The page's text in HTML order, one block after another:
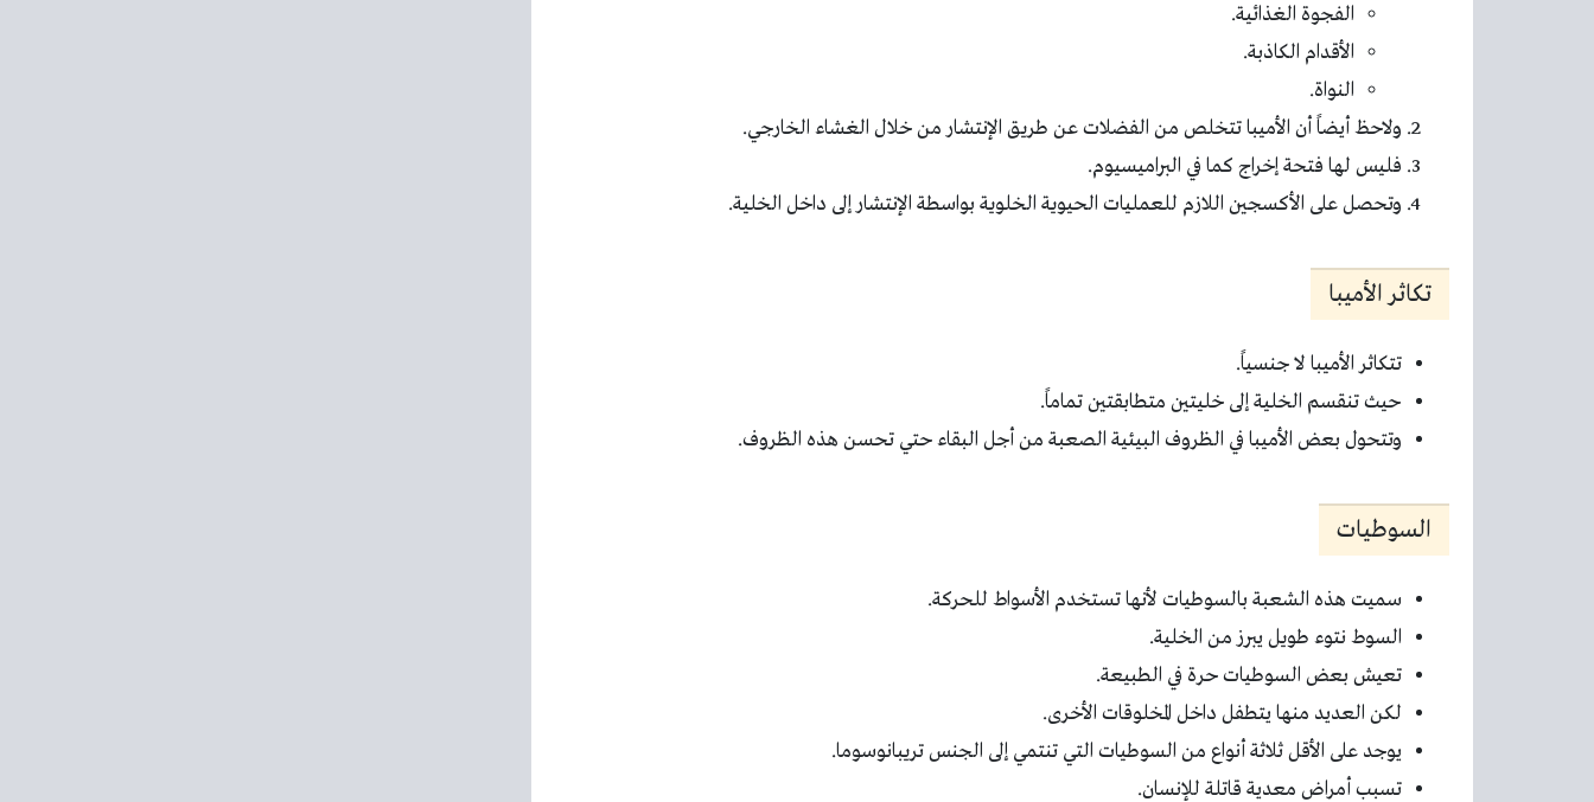
الفجوة الغذائية.
الأقدام الكاذبة.
النواة.
ولاحظ أيضاً أن الأميبا تتخلص من الفضلات عن طريق الإنتشار من خلال الغشاء الخارجي.
فليس لها فتحة إخراج كما في البراميسيوم.
وتحصل على الأكسجين اللازم للعمليات الحيوية الخلوية بواسطة الإنتشار إلى داخل الخلية.
تكاثر الأميبا
تتكاثر الأميبا لا جنسياً.
حيث تنقسم الخلية إلى خليتين متطابقتين تماماً.
وتتحول بعض الأميبا في الظروف البيئية الصعبة من أجل البقاء حتي تحسن هذه الظروف.
السوطيات
سميت هذه الشعبة بالسوطيات لأنها تستخدم الأسواط للحركة.
السوط نتوء طويل يبرز من الخلية.
تعيش بعض السوطيات حرة في الطبيعة.
لكن العديد منها يتطفل داخل المخلوقات الأخرى.
يوجد على الأقل ثلاثة أنواع من السوطيات التي تنتمي إلى الجنس تريبانوسوما.
تسبب أمراض معدية قاتلة للإنسان.